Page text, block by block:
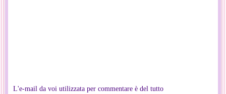
L'e-mail da voi utilizzata per commentare è del tutto